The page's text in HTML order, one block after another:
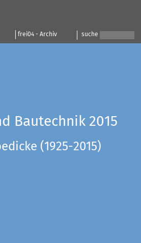
frei04 - Archiv suche
Bautechnik 2015
(1925-2015)